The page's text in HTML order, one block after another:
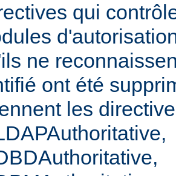
qui
ne
ont été
les